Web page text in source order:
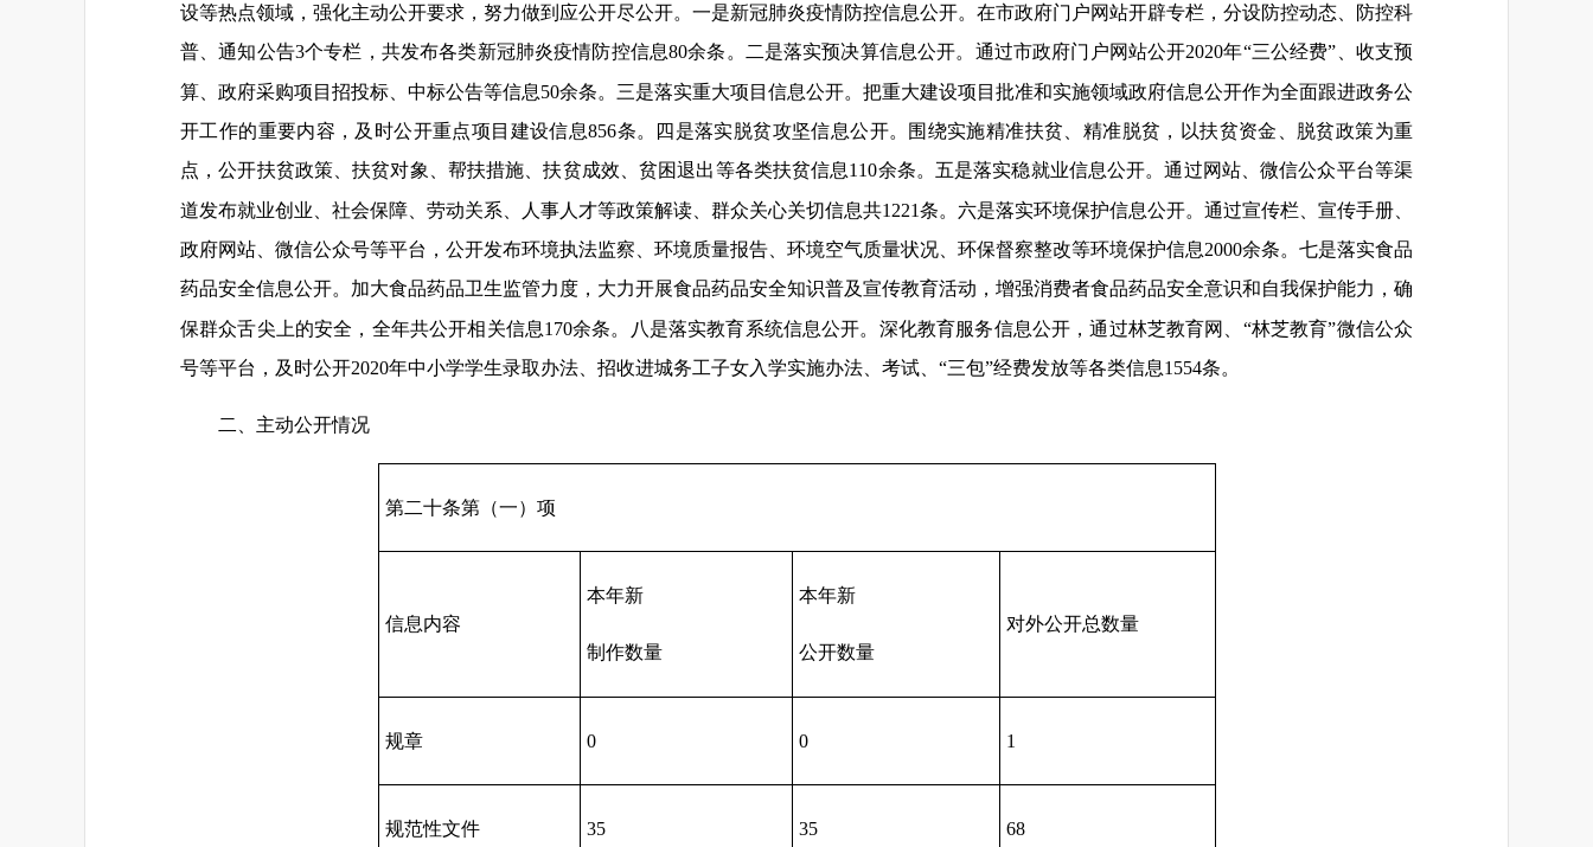
设等热点领域，强化主动公开要求，努力做到应公开尽公开。一是新冠肺炎疫情防控信息公开。在市政府门户网站开辟专栏，分设防控动态、防控科
普、通知公告3个专栏，共发布各类新冠肺炎疫情防控信息80余条。二是落实预决算信息公开。通过市政府门户网站公开2020年“三公经费”、收支预
算、政府采购项目招投标、中标公告等信息50余条。三是落实重大项目信息公开。把重大建设项目批准和实施领域政府信息公开作为全面跟进政务公
开工作的重要内容，及时公开重点项目建设信息856条。四是落实脱贫攻坚信息公开。围绕实施精准扶贫、精准脱贫，以扶贫资金、脱贫政策为重
点，公开扶贫政策、扶贫对象、帮扶措施、扶贫成效、贫困退出等各类扶贫信息110余条。五是落实稳就业信息公开。通过网站、微信公众平台等渠
道发布就业创业、社会保障、劳动关系、人事人才等政策解读、群众关心关切信息共1221条。六是落实环境保护信息公开。通过宣传栏、宣传手册、
政府网站、微信公众号等平台，公开发布环境执法监察、环境质量报告、环境空气质量状况、环保督察整改等环境保护信息2000余条。七是落实食品
药品安全信息公开。加大食品药品卫生监管力度，大力开展食品药品安全知识普及宣传教育活动，增强消费者食品药品安全意识和自我保护能力，确
保群众舌尖上的安全，全年共公开相关信息170余条。八是落实教育系统信息公开。深化教育服务信息公开，通过林芝教育网、“林芝教育”微信公众
号等平台，及时公开2020年中小学学生录取办法、招收进城务工子女入学实施办法、考试、“三包”经费发放等各类信息1554条。
二、主动公开情况
第二十条第（一）项
信息内容
本年新
制作数量
本年新
公开数量
对外公开总数量
规章 0 0 1
规范性文件 35 35 68